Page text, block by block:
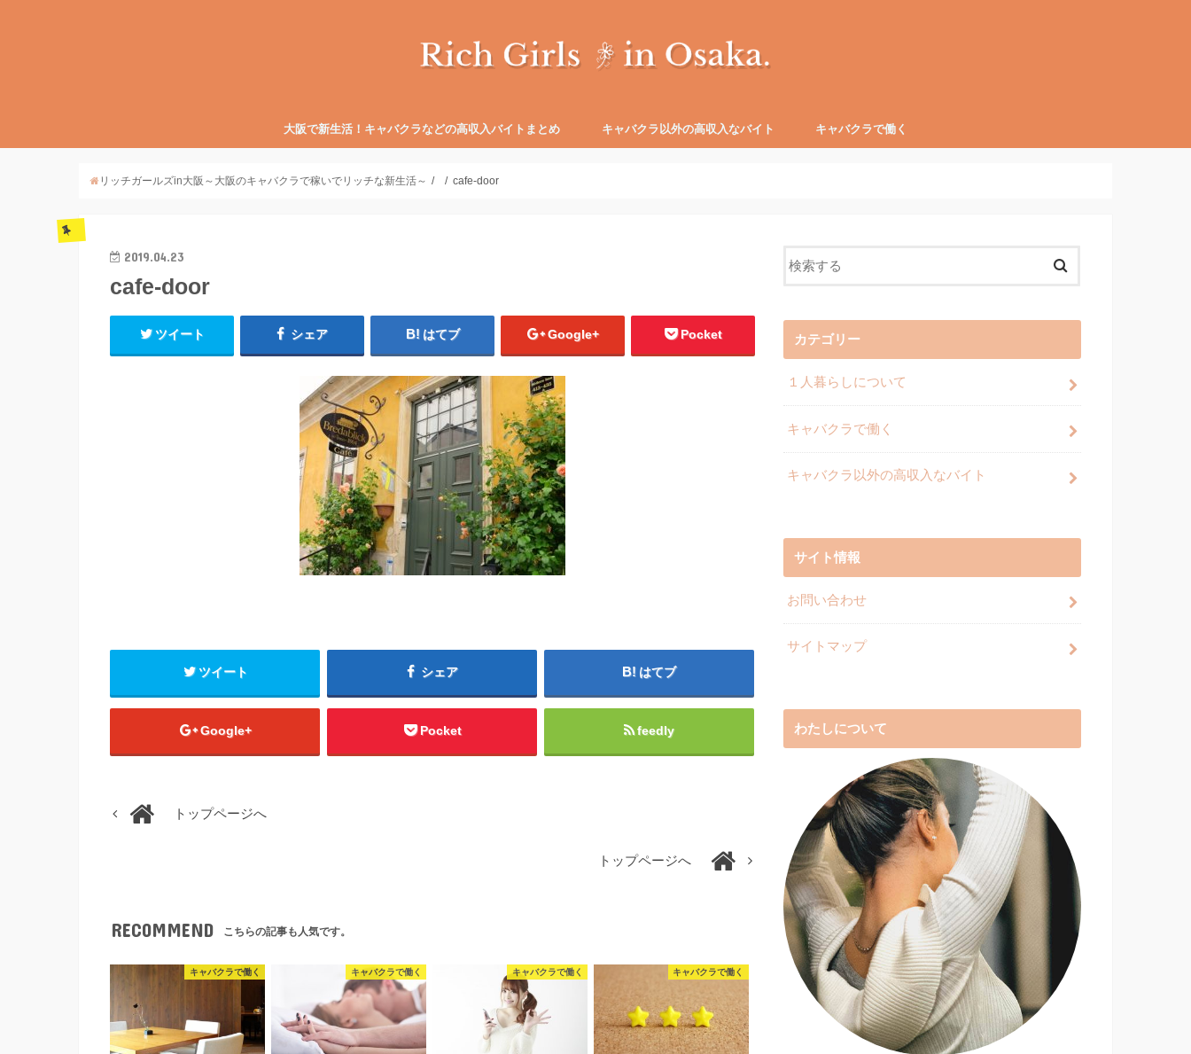
大阪で新生活！キャバクラなどの高収入バイトまとめ キャバクラ以外の高収入なバイト キャバクラで働く
リッチガールズin大阪～大阪のキャバクラで稼いでリッチな新生活～ cafe-door
2019.04.23
cafe-door
ツイート シェア はてブ Google+ Pocket
ツイート シェア はてブ
Google+ Pocket feedly
トップページへ
トップページへ
RECOMMEND こちらの記事も人気です。
キャバクラで働く キャバクラで働く キャバクラで働く キャバクラで働く
カテゴリー
１人暮らしについて
キャバクラで働く
キャバクラ以外の高収入なバイト
サイト情報
お問い合わせ
サイトマップ
わたしについて